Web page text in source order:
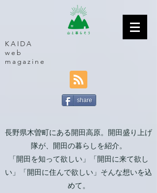
KAIDA
web
magazine
share
長野県木曽町にある開田高原。開田盛り上げ
隊が、開田の暮らしを紹介。
「開田を知って欲しい」「開田に来て欲し
い」「開田に住んで欲しい」そんな想いを込
めて。